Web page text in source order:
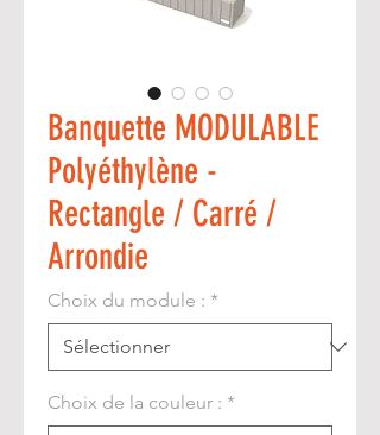
Banquette MODULABLE
Polyéthylène -
Rectangle / Carré /
Arrondie
Choix du module : *
Choix de la couleur : *